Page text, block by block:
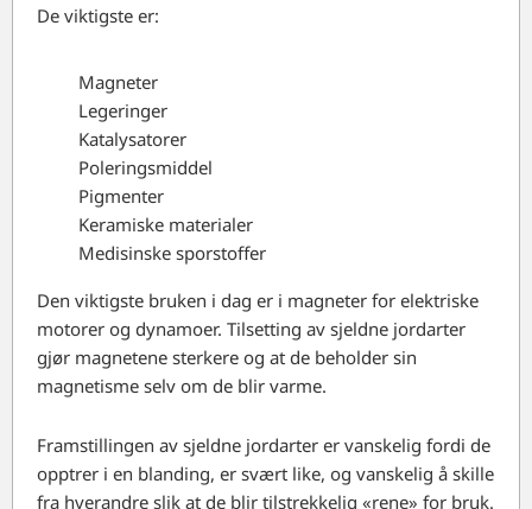
De viktigste er:
Magneter
Legeringer
Katalysatorer
Poleringsmiddel
Pigmenter
Keramiske materialer
Medisinske sporstoffer
Den viktigste bruken i dag er i magneter for elektriske
motorer og dynamoer. Tilsetting av sjeldne jordarter
gjør magnetene sterkere og at de beholder sin
magnetisme selv om de blir varme.
Framstillingen av sjeldne jordarter er vanskelig fordi de
opptrer i en blanding, er svært like, og vanskelig å skille
fra hverandre slik at de blir tilstrekkelig «rene» for bruk.